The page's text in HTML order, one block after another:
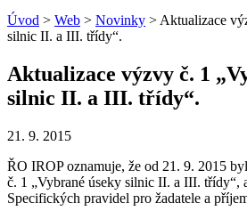
Úvod > Web > Novinky > Aktualizace
silnic II. a III. třídy“.
Aktualizace výzvy č. 1
silnic II. a III. třídy“.
21. 9. 2015
ŘO IROP oznamuje, že od 21. 9. 2015
č. 1 „Vybrané úseky silnic II. a III. třídy“,
Specifických pravidel pro žadatele a